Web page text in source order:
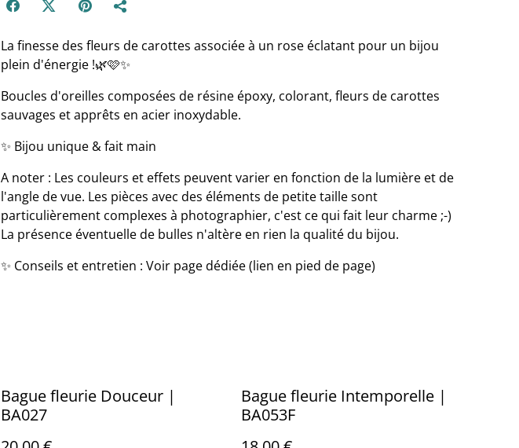
La finesse des fleurs de carottes associée à un rose éclatant pour un bijou
plein d'énergie !🌿🩷✨
Boucles d'oreilles composées de résine époxy, colorant, fleurs de carottes
sauvages et apprêts en acier inoxydable.
✨ Bijou unique & fait main
A noter : Les couleurs et effets peuvent varier en fonction de la lumière et de
l'angle de vue. Les pièces avec des éléments de petite taille sont
particulièrement complexes à photographier, c'est ce qui fait leur charme ;-)
La présence éventuelle de bulles n'altère en rien la qualité du bijou.
✨ Conseils et entretien : Voir page dédiée (lien en pied de page)
Bague fleurie Douceur |
BA027
Bague fleurie Intemporelle |
BA053F